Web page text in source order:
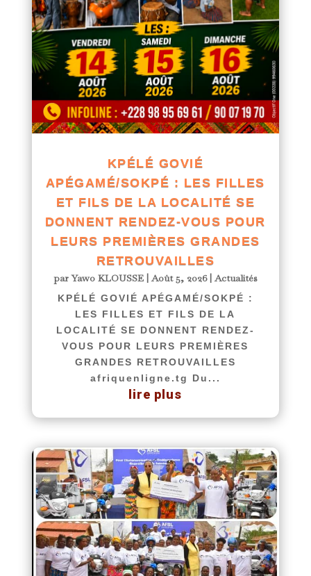
KPÉLÉ GOVIÉ
APÉGAMÉ/SOKPÉ : LES FILLES
ET FILS DE LA LOCALITÉ SE
DONNENT RENDEZ-VOUS POUR
LEURS PREMIÈRES GRANDES
RETROUVAILLES
parYawo KLOUSSE|Août 5, 2026|Actualités
KPÉLÉ GOVIÉ APÉGAMÉ/SOKPÉ :
LES FILLES ET FILS DE LA
LOCALITÉ SE DONNENT RENDEZ-
VOUS POUR LEURS PREMIÈRES
GRANDES RETROUVAILLES
afriquenligne.tg Du...
lire plus